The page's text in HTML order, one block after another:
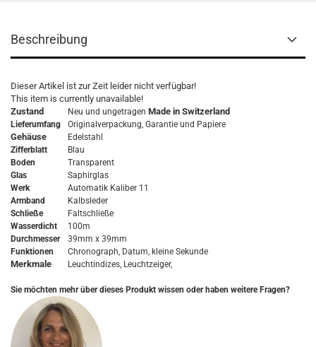
Beschreibung
Dieser Artikel ist zur Zeit leider nicht verfügbar!
This item is currently unavailable!
Zustand
Neu und ungetragen Made in Switzerland
Lieferumfang Originalverpackung, Garantie und Papiere
Gehäuse
Edelstahl
Zifferblatt
Blau
Boden
Transparent
Glas
Saphirglas
Werk
Automatik Kaliber 11
Armband
Kalbsleder
Schließe
Faltschließe
Wasserdicht
100m
Durchmesser
39mm x 39mm
Funktionen
Chronograph, Datum, kleine Sekunde
Merkmale Leuchtindizes, Leuchtzeiger,
Sie möchten mehr über dieses Produkt wissen oder haben weitere Fragen?